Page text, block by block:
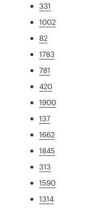
331
1002
82
1783
781
420
1900
137
1662
1845
313
1590
1314